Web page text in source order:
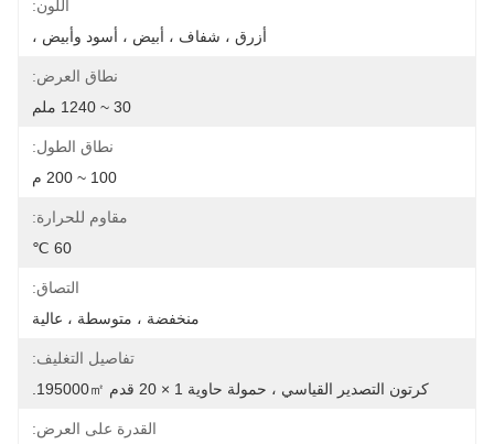
اللون:
أزرق ، شفاف ، أبيض ، أسود وأبيض ،
نطاق العرض:
30 ~ 1240 ملم
نطاق الطول:
100 ~ 200 م
مقاوم للحرارة:
60 ℃
التصاق:
منخفضة ، متوسطة ، عالية
تفاصيل التغليف:
كرتون التصدير القياسي ، حمولة حاوية 1 × 20 قدم 195000㎡.
القدرة على العرض: